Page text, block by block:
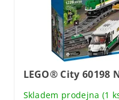
LEGO® City 60198
Skladem prodejna (1